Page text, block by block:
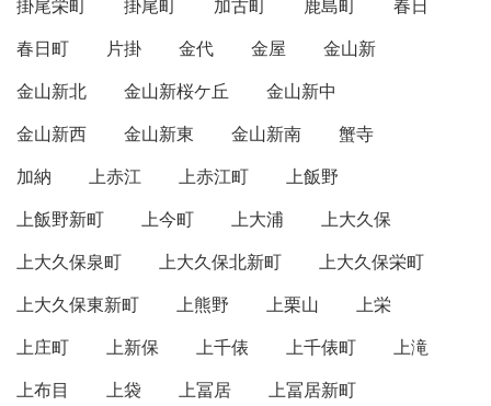
掛尾栄町 掛尾町 加古町 鹿島町
春日
春日町
片掛 金代 金屋
金山新
金山新北
金山新桜ケ丘
金山新中
金山新西
金山新東 金山新南
蟹寺
加納
上赤江 上赤江町
上飯野
上飯野新町
上今町 上大浦
上大久保
上大久保泉町
上大久保北新町
上大久保栄町
上大久保東新町
上熊野 上栗山
上栄
上庄町
上新保 上千俵 上千俵町
上滝
上布目
上袋 上冨居
上冨居新町